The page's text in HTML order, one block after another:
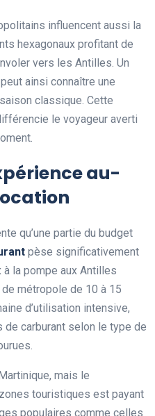
influencent aussi la
hexagonaux profitant de
vers les Antilles. Un
ainsi connaître une
classique. Cette
le voyageur averti
au-
qu’une partie du budget
pèse significativement
la pompe aux Antilles
métropole de 10 à 15
d’utilisation intensive,
carburant selon le type de
mais le
touristiques est payant
populaires comme celles